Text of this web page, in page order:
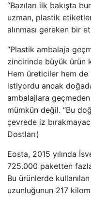
“Bazıları ilk bakışta
uzman, plastik
alınması gereken bir
“Plastik ambalaja
zincirinde büyük ürün
Hem üreticiler hem
istiyordu ancak
ambalajlara geçmeden
mümkün değil. “Bu
çevrede iz
Dostları)
Eosta, 2015 yılında
725.000 paketten
Bu ürünlerde
uzunluğunun 217